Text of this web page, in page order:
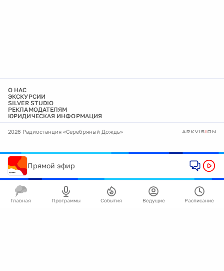
О НАС
ЭКСКУРСИИ
SILVER STUDIO
РЕКЛАМОДАТЕЛЯМ
ЮРИДИЧЕСКАЯ ИНФОРМАЦИЯ
2026 Радиостанция «Серебряный Дождь»
Прямой эфир
Главная Программы События Ведущие Расписание